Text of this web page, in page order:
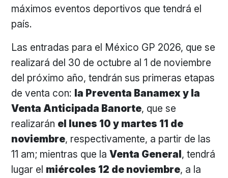
máximos eventos deportivos que tendrá el
país.
Las entradas para el México GP 2026, que se
realizará del 30 de octubre al 1 de noviembre
del próximo año, tendrán sus primeras etapas
de venta con: la Preventa Banamex y la
Venta Anticipada Banorte, que se
realizarán el lunes 10 y martes 11 de
noviembre, respectivamente, a partir de las
11 am; mientras que laVenta General, tendrá
lugar el miércoles 12 de noviembre, a la